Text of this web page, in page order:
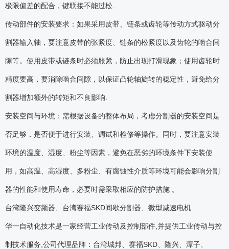
极限偏差的配合，键联接不能过松.
传动部件的安装要求：如果采用皮带、链条或齿轮等传动方式驱动分
割器输入轴，要注意皮带的张紧度、链条的松紧度以及齿轮的啮合间
隙等。使用皮带或链条时必须胀紧，防止出现打滑现象；使用齿轮时
精度要高，要消除啮合间隙，以保证凸轮轴旋转的稳定性，避免给分
割器增加额外的转矩和不良影响.
安装空间与环境：需根据设备的整体布局，考虑分割器的安装空间是
否足够，是否便于进行安装、调试和检修等操作。同时，要注意安装
环境的温度、湿度、粉尘等因素，避免在恶劣的环境条件下安装使
用，如高温、高湿度、多粉尘、有腐蚀性介质等环境可能会影响分割
器的性能和使用寿命，必要时需采取相应的防护措施 。
台湾隆兴变频器、台湾赛福SKD间歇分割器、微型减速电机
华一自动化技术是一家经营工业传动及控制部件,并提供工业传动与控
制技术服务,公司代理品牌：台湾城邦、赛福SKD、隆兴、潭子、